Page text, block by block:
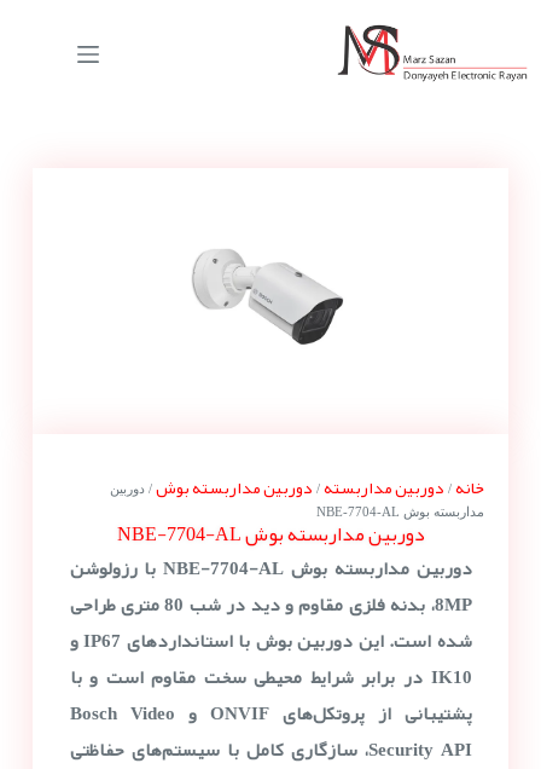
خانه/ دوربین مداربسته/ دوربین مداربسته بوش/ دوربین
مداربسته بوش NBE-7704-AL
دوربین مداربسته بوش NBE-7704-AL
دوربین مداربسته بوش NBE-7704-AL با رزولوشن
8MP، بدنه فلزی مقاوم و دید در شب 80 متری طراحی
شده است. این دوربین بوش با استانداردهای IP67 و
IK10 در برابر شرایط محیطی سخت مقاوم است و با
پشتیبانی از پروتکل‌های ONVIF و Bosch Video
Security API، سازگاری کامل با سیستم‌های حفاظتی